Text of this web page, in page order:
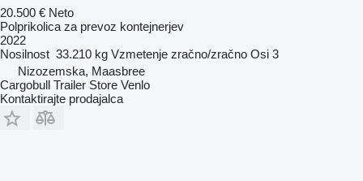
20.500 € Neto
Polprikolica za prevoz kontejnerjev
2022
Nosilnost 33.210 kg Vzmetenje zračno/zračno Osi 3
Nizozemska, Maasbree
Cargobull Trailer Store Venlo
Kontaktirajte prodajalca